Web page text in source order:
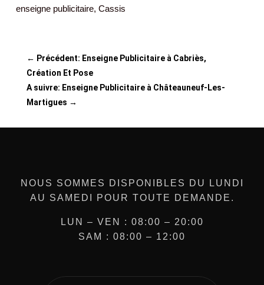
enseigne publicitaire, Cassis
← Précédent: Enseigne Publicitaire à Cabriès,
Création Et Pose
A suivre: Enseigne Publicitaire à Châteauneuf-Les-
Martigues →
NOUS SOMMES DISPONIBLES DU LUNDI
AU SAMEDI POUR TOUTE DEMANDE.
LUN – VEN : 08:00 – 20:00
SAM : 08:00 – 12:00